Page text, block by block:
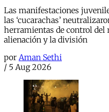
Las manifestaciones
las ‘cucarachas’
herramientas de control del
alienación y la división
por Aman Sethi
/ 5 Aug 2026